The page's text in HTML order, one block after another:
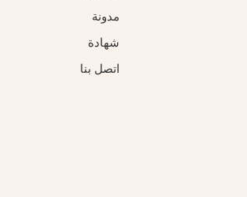
مدونة
شهادة
اتصل بنا